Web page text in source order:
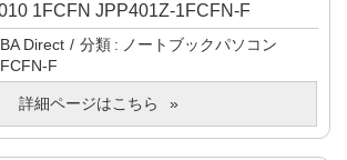
1FCFN JPP401Z-1FCFN-F
Direct 分類
ノートブックパソコン
F
詳細ページはこちら